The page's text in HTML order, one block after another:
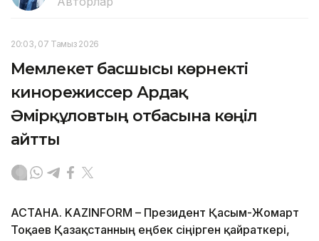
20:03, 07 Тамыз 2026
Мемлекет басшысы көрнекті
кинорежиссер Ардақ
Әмірқұловтың отбасына көңіл
айтты
АСТАНА. KAZINFORM – Президент Қасым-Жомарт
Тоқаев Қазақстанның еңбек сіңірген қайраткері,